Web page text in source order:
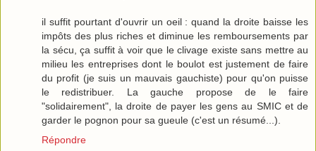
il suffit pourtant d'ouvrir un oeil : quand la droite baisse les
impôts des plus riches et diminue les remboursements par
la sécu, ça suffit à voir que le clivage existe sans mettre au
milieu les entreprises dont le boulot est justement de faire
du profit (je suis un mauvais gauchiste) pour qu'on puisse
le redistribuer. La gauche propose de le faire
"solidairement", la droite de payer les gens au SMIC et de
garder le pognon pour sa gueule (c'est un résumé...).
Répondre